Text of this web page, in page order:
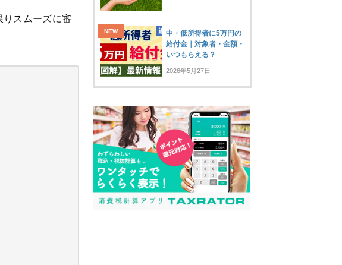
りスムーズに審
中・低所得者に5万円の
給付金｜対象者・金額・
いつもらえる？
2026年5月27日